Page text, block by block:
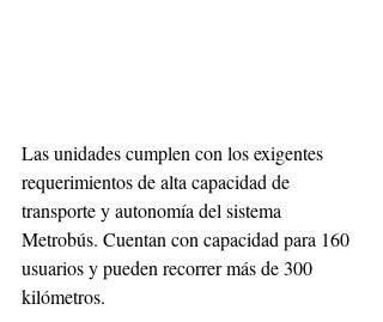
Las unidades cumplen con los exigentes
requerimientos de alta capacidad de
transporte y autonomía del sistema
Metrobús. Cuentan con capacidad para 160
usuarios y pueden recorrer más de 300
kilómetros.